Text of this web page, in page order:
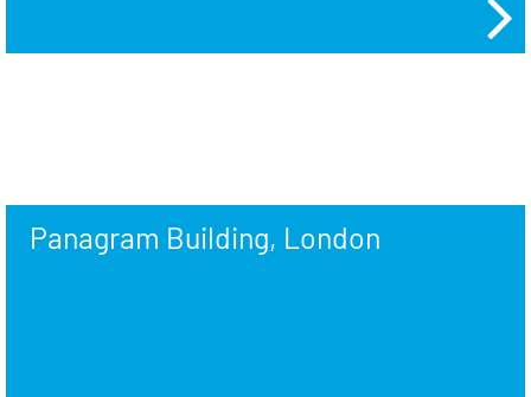
Panagram Building, London